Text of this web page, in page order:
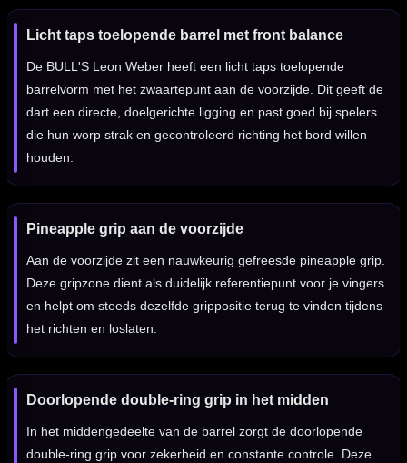
Licht taps toelopende barrel met front balance
De BULL'S Leon Weber heeft een licht taps toelopende
barrelvorm met het zwaartepunt aan de voorzijde. Dit geeft de
dart een directe, doelgerichte ligging en past goed bij spelers
die hun worp strak en gecontroleerd richting het bord willen
houden.
Pineapple grip aan de voorzijde
Aan de voorzijde zit een nauwkeurig gefreesde pineapple grip.
Deze gripzone dient als duidelijk referentiepunt voor je vingers
en helpt om steeds dezelfde grippositie terug te vinden tijdens
het richten en loslaten.
Doorlopende double-ring grip in het midden
In het middengedeelte van de barrel zorgt de doorlopende
double-ring grip voor zekerheid en constante controle. Deze